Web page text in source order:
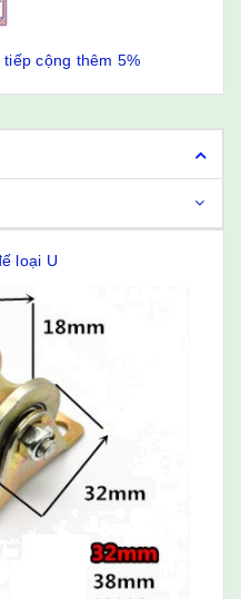
cộng thêm 5%
loại U